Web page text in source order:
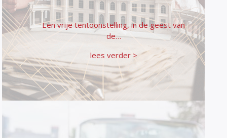
Een vrije tentoonstelling, in de geest van
de…
lees verder >